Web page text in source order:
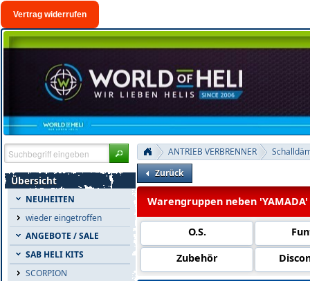
Vertrag widerrufen
Übersicht
NEUHEITEN
wieder eingetroffen
ANGEBOTE / SALE
SAB HELI KITS
SCORPION
ANTRIEB VERBRENNER
Zurück
Warengruppen neben 'YAMADA'
O.S.
Zubehör